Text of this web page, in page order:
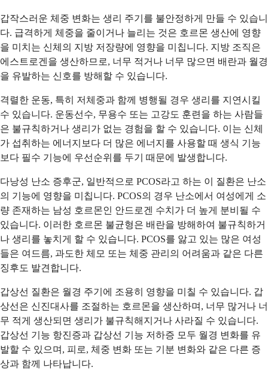
갑작스러운 체중 변화는 생리 주기를 불안정하게 만들 수 있습니
다. 급격하게 체중을 줄이거나 늘리는 것은 호르몬 생산에 영향
을 미치는 신체의 지방 저장량에 영향을 미칩니다. 지방 조직은
에스트로겐을 생산하므로, 너무 적거나 너무 많으면 배란과 월경
을 유발하는 신호를 방해할 수 있습니다.
격렬한 운동, 특히 저체중과 함께 병행될 경우 생리를 지연시킬
수 있습니다. 운동선수, 무용수 또는 고강도 훈련을 하는 사람들
은 불규칙하거나 생리가 없는 경험을 할 수 있습니다. 이는 신체
가 섭취하는 에너지보다 더 많은 에너지를 사용할 때 생식 기능
보다 필수 기능에 우선순위를 두기 때문에 발생합니다.
다낭성 난소 증후군, 일반적으로 PCOS라고 하는 이 질환은 난소
의 기능에 영향을 미칩니다. PCOS의 경우 난소에서 여성에게 소
량 존재하는 남성 호르몬인 안드로겐 수치가 더 높게 분비될 수
있습니다. 이러한 호르몬 불균형은 배란을 방해하여 불규칙하거
나 생리를 놓치게 할 수 있습니다. PCOS를 앓고 있는 많은 여성
들은 여드름, 과도한 체모 또는 체중 관리의 어려움과 같은 다른
징후도 발견합니다.
갑상선 질환은 월경 주기에 조용히 영향을 미칠 수 있습니다. 갑
상선은 신진대사를 조절하는 호르몬을 생산하며, 너무 많거나 너
무 적게 생산되면 생리가 불규칙해지거나 사라질 수 있습니다.
갑상선 기능 항진증과 갑상선 기능 저하증 모두 월경 변화를 유
발할 수 있으며, 피로, 체중 변화 또는 기분 변화와 같은 다른 증
상과 함께 나타납니다.